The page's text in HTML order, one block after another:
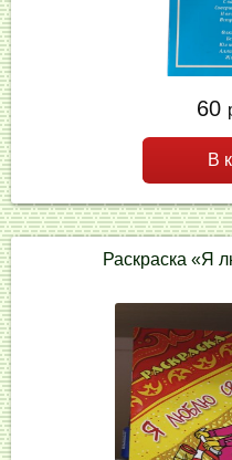
60
В
Раскраска «Я